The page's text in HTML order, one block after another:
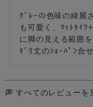
ｸﾞﾚｰの色味の綺麗
も可愛く、ﾏｯﾄﾀｲﾂ
に脚の見える範囲
ｷﾞﾘ丈のｼｮｰﾊﾟﾝ合
すべてのレビューを